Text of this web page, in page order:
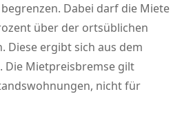
Dabei darf die Miete
über der ortsüblichen
Diese ergibt sich aus dem
Die Mietpreisbremse gilt
nicht für